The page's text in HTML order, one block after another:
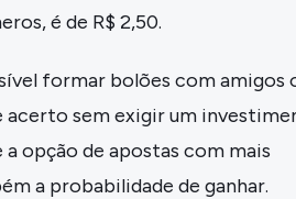
é de R$ 2,50.
formar bolões com amigos
acerto sem exigir um
opção de apostas com mais
a probabilidade de ganhar.